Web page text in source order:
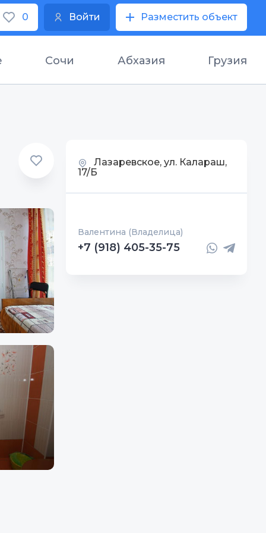
0 Войти Разместить объект
Сочи Абхазия Грузия
Лазаревское, ул. Калараш,
17/Б
Валентина (Владелица)
+7 (918) 405-35-75